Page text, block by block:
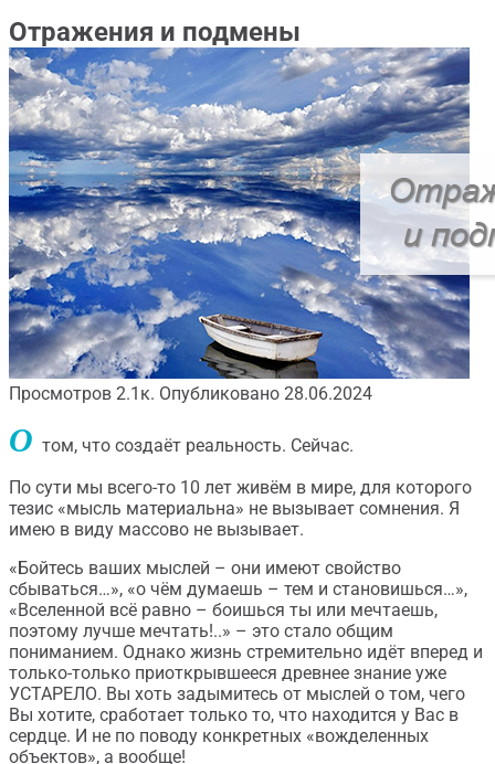
Отражения и подмены
Просмотров 2.1к. Опубликовано 28.06.2024
О том, что создаёт реальность. Сейчас.
По сути мы всего-то 10 лет живём в мире, для которого
тезис «мысль материальна» не вызывает сомнения. Я
имею в виду массово не вызывает.
«Бойтесь ваших мыслей – они имеют свойство
сбываться…», «о чём думаешь – тем и становишься…»,
«Вселенной всё равно – боишься ты или мечтаешь,
поэтому лучше мечтать!..» – это стало общим
пониманием. Однако жизнь стремительно идёт вперед и
только-только приоткрывшееся древнее знание уже
УСТАРЕЛО. Вы хоть задымитесь от мыслей о том, чего
Вы хотите, сработает только то, что находится у Вас в
сердце. И не по поводу конкретных «вожделенных
объектов», а вообще!